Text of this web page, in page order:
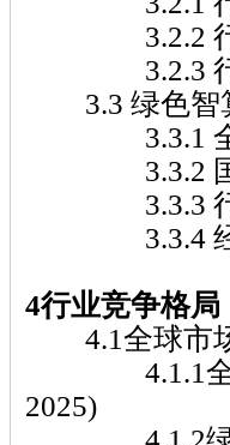
3.2.2 行业
3.2.3 行业
3.3 绿色智
3.3.1 全球
3.3.2 国内
3.3.3 行业
3.3.4 经济
4行业竞争格局
4.1全球市
4.1.1全球
2025)